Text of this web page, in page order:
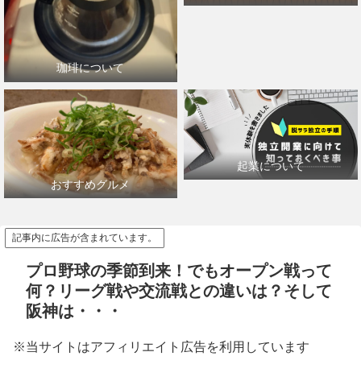
珈琲について
おすすめグルメ
起業について
記事内に広告が含まれています。
プロ野球の季節到来！でもオープン戦って
何？リーグ戦や交流戦との違いは？そして
阪神は・・・
※当サイトはアフィリエイト広告を利用しています